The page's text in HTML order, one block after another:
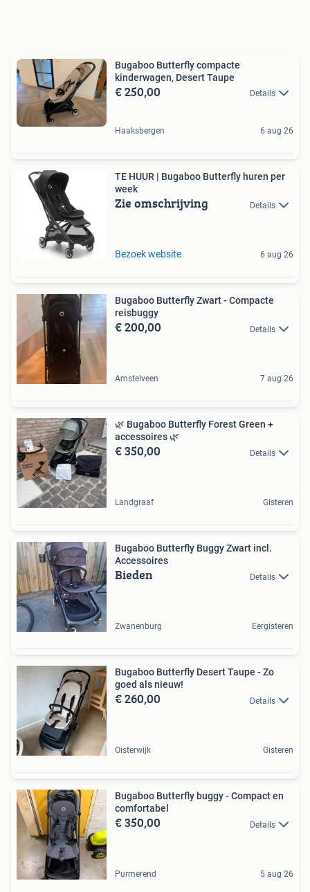
Bugaboo Butterfly compacte
kinderwagen, Desert Taupe
€ 250,00 Details
Haaksbergen 6 aug 26
TE HUUR | Bugaboo Butterfly huren per
week
Zie omschrijving Details
Bezoek website 6 aug 26
Bugaboo Butterfly Zwart - Compacte
reisbuggy
€ 200,00 Details
Amstelveen 7 aug 26
🌿 Bugaboo Butterfly Forest Green +
accessoires 🌿
€ 350,00 Details
Landgraaf Gisteren
Bugaboo Butterfly Buggy Zwart incl.
Accessoires
Bieden Details
Zwanenburg Eergisteren
Bugaboo Butterfly Desert Taupe - Zo
goed als nieuw!
€ 260,00 Details
Oisterwijk Gisteren
Bugaboo Butterfly buggy - Compact en
comfortabel
€ 350,00 Details
Purmerend 5 aug 26